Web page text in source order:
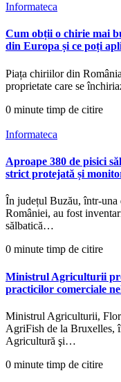
Informateca
Cum obții o chirie mai
din Europa și ce poți
Piața chiriilor din
proprietate care se
0 minute timp de citire
Informateca
Aproape 380 de pisici
strict protejată și
În județul Buzău, într-una
României, au fost
sălbatică…
0 minute timp de citire
Ministrul Agriculturii
practicilor comerciale
Ministrul Agriculturii,
AgriFish de la Bruxelles,
Agricultură şi…
0 minute timp de citire